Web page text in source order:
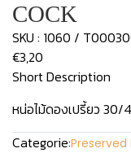
COCK
SKU : 1060 /
€3,20
Short Description
หน่อไม้ดองเปรี้ยว 30/
Categorie: